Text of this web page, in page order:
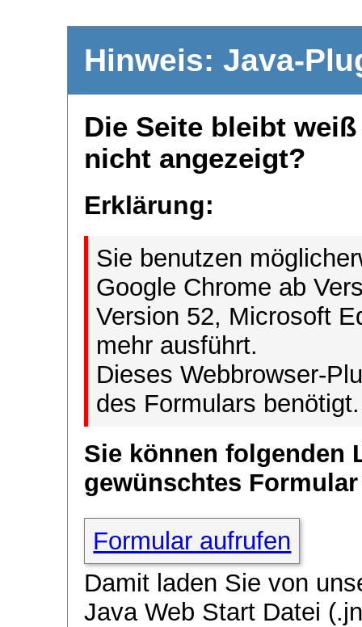
Hinweis: Java-
Die Seite bleibt
nicht angezeigt?
Erklärung:
Sie benutzen
Google Chrome ab
Version 52, Microsoft
mehr ausführt.
Dieses Webbrowser-
des Formulars benötigt.
Sie können folgenden
gewünschtes
Formular aufrufen
Damit laden Sie von
Java Web Start Datei